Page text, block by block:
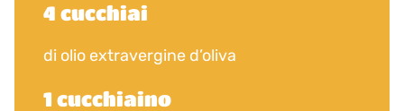
4 cucchiai
di olio extravergine d’oliva
1 cucchiaino